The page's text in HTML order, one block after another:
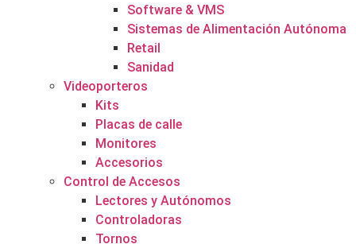
Software & VMS
Sistemas de Alimentación Autónoma
Retail
Sanidad
Videoporteros
Kits
Placas de calle
Monitores
Accesorios
Control de Accesos
Lectores y Autónomos
Controladoras
Tornos